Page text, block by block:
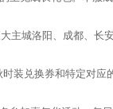
主城洛阳、成都、长
装兑换券和特定对应